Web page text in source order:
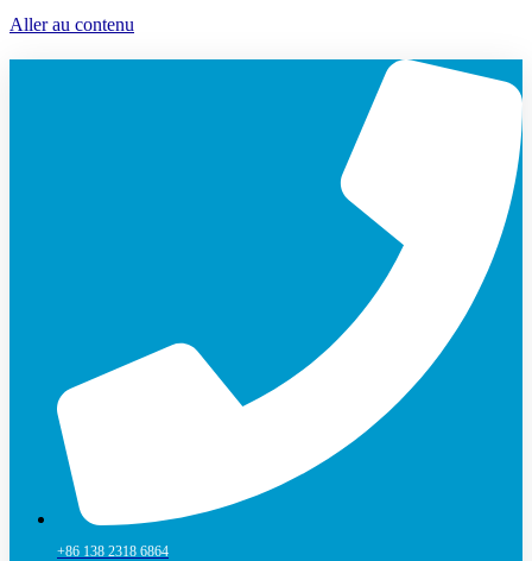
Aller au contenu
+86 138 2318 6864